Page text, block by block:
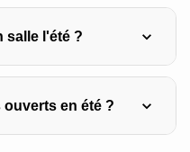
des acquis.
salle l'été ?
et ventilé supprime
de maintenir la qualité
en été ?